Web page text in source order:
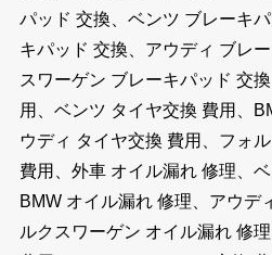
パッド 交換、ベンツ ブレーキ
キパッド 交換、アウディ ブレ
スワーゲン ブレーキパッド 交
用、ベンツ タイヤ交換 費用、
ウディ タイヤ交換 費用、フォ
費用、外車 オイル漏れ 修理、
BMW オイル漏れ 修理、アウデ
ルクスワーゲン オイル漏れ 修